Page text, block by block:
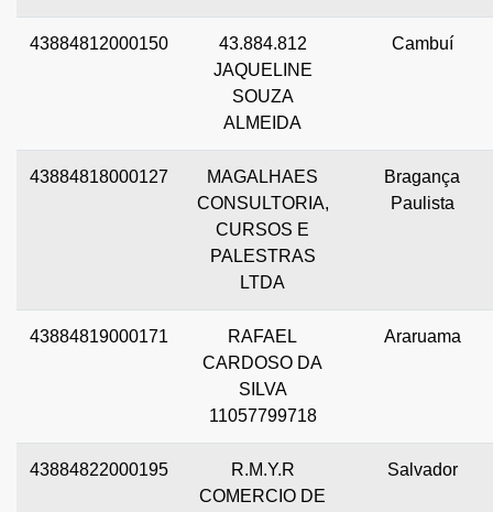
43884812000150
43.884.812
JAQUELINE
SOUZA
ALMEIDA
Cambuí
43884818000127
MAGALHAES
CONSULTORIA,
CURSOS E
PALESTRAS
LTDA
Bragança
Paulista
43884819000171
RAFAEL
CARDOSO DA
SILVA
11057799718
Araruama
43884822000195
R.M.Y.R
COMERCIO DE
Salvador